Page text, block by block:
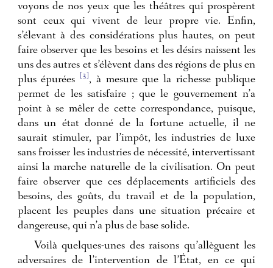
voyons de nos yeux que les théâtres qui prospèrent
sont ceux qui vivent de leur propre vie. Enfin,
s’élevant à des considérations plus hautes, on peut
faire observer que les besoins et les désirs naissent les
uns des autres et s’élèvent dans des régions de plus en
plus épurées
[3] , à mesure que la richesse publique
permet de les satisfaire ; que le gouvernement n’a
point à se mêler de cette correspondance, puisque,
dans un état donné de la fortune actuelle, il ne
saurait stimuler, par l’impôt, les industries de luxe
sans froisser les industries de nécessité, intervertissant
ainsi la marche naturelle de la civilisation. On peut
faire observer que ces déplacements artificiels des
besoins, des goûts, du travail et de la population,
placent les peuples dans une situation précaire et
dangereuse, qui n’a plus de base solide.
Voilà quelques-unes des raisons qu’allèguent les
adversaires de l’intervention de l’État, en ce qui